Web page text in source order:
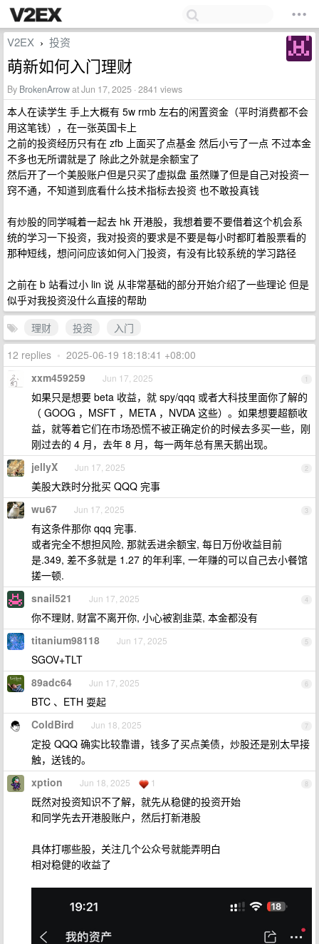
V2EX › 投资
萌新如何入门理财
By BrokenArrowat Jun 17, 2025 · 2841 views
本人在读学生 手上大概有 5w rmb 左右的闲置资金（平时消费都不会
用这笔钱），在一张英国卡上
之前的投资经历只有在 zfb 上面买了点基金 然后小亏了一点 不过本金
不多也无所谓就是了 除此之外就是余额宝了
然后开了一个美股账户但是只买了虚拟盘 虽然赚了但是自己对投资一
窍不通，不知道到底看什么技术指标去投资 也不敢投真钱
有炒股的同学喊着一起去 hk 开港股，我想着要不要借着这个机会系
统的学习一下投资，我对投资的要求是不要是每小时都盯着股票看的
那种短线，想问问应该如何入门投资，有没有比较系统的学习路径
之前在 b 站看过小 lin 说 从非常基础的部分开始介绍了一些理论 但是
似乎对我投资没什么直接的帮助
理财
投资
入门
12 replies • 2025-06-19 18:18:41 +08:00
1
xxm459259 Jun 17, 2025
如果只是想要 beta 收益，就 spy/qqq 或者大科技里面你了解的
（ GOOG ，MSFT ，META ，NVDA 这些）。如果想要超额收
益，就等着它们在市场恐慌不被正确定价的时候去多买一些，刚
刚过去的 4 月，去年 8 月，每一两年总有黑天鹅出现。
2
jellyX Jun 17, 2025
美股大跌时分批买 QQQ 完事
3
wu67 Jun 17, 2025
有这条件那你 qqq 完事.
或者完全不想担风险, 那就丢进余额宝, 每日万份收益目前
是.349, 差不多就是 1.27 的年利率, 一年赚的可以自己去小餐馆
搓一顿.
4
snail521 Jun 17, 2025
你不理财, 财富不离开你, 小心被割韭菜, 本金都没有
5
titanium98118 Jun 17, 2025
SGOV+TLT
6
89adc64 Jun 17, 2025
BTC 、ETH 耍起
7
ColdBird Jun 18, 2025
定投 QQQ 确实比较靠谱，钱多了买点美债，炒股还是别太早接
触，送钱的。
8
xption Jun 18, 2025 1
既然对投资知识不了解，就先从稳健的投资开始
和同学先去开港股账户，然后打新港股
具体打哪些股，关注几个公众号就能弄明白
相对稳健的收益了